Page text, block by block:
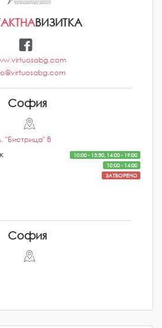
ВИЗИТКА
София
"Бистрица" 8
10:00 - 13:30, 14:00 - 19:00
10:00 - 14:00
ЗАТВОРЕНО
София